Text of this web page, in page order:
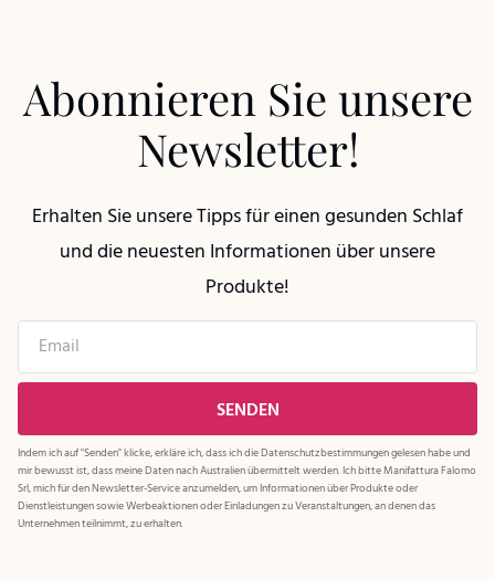
Abonnieren Sie unsere
Newsletter!
Erhalten Sie unsere Tipps für einen gesunden Schlaf
und die neuesten Informationen über unsere
Produkte!
Indem ich auf "Senden" klicke, erkläre ich, dass ich dieDatenschutzbestimmungengelesen habe und
mir bewusst ist, dass meine Daten nach Australien übermittelt werden. Ich bitte Manifattura Falomo
Srl, mich für den Newsletter-Service anzumelden, um Informationen über Produkte oder
Dienstleistungen sowie Werbeaktionen oder Einladungen zu Veranstaltungen, an denen das
Unternehmen teilnimmt, zu erhalten.